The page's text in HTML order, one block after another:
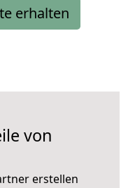
erhalten
von
erstellen